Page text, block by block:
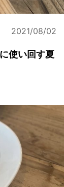
2021/08/02
使い回す夏